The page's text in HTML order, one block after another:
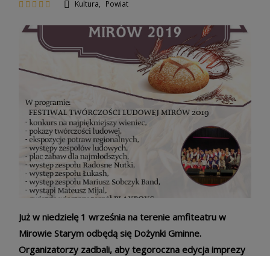
Kultura, Powiat
Już w niedzielę 1 września na terenie amfiteatru w
Mirowie Starym odbędą się Dożynki Gminne.
Organizatorzy zadbali, aby tegoroczna edycja imprezy